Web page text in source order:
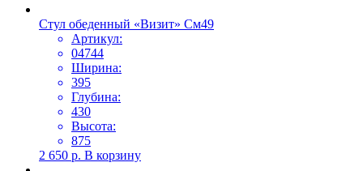
Стул обеденный «Визит» См49
Артикул:
04744
Ширина:
395
Глубина:
430
Высота:
875
2 650 р. В корзину